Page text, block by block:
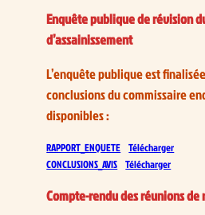
Enquête publique de révision
d’assainissement
L’enquête publique est
conclusions du commissaire
disponibles :
RAPPORT_ENQUETE Télécharger
CONCLUSIONS_AVIS Télécharger
Compte-rendu des réunions de